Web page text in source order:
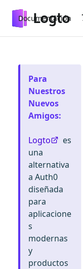
Documentación
Para
Nuestros
Nuevos
Amigos:
Logto
es
una
alternativa
a Auth0
diseñada
para
aplicacione
s
modernas
y
productos